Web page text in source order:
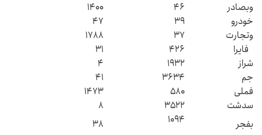
وبصادر
۴۶
۱۴۰۰
خودرو
۳۹
۴۷
وتجارت
۳۷
۱۷۸۸
فایرا
۴۲۶
۳۱
شراز
۱۹۳۲
۴
جم
۳۶۳۴
۴۱
فملی
۵۸۰
۱۴۷۳
سدشت
۳۵۲۲
۸
بفجر
۱۰۹۴
۳۸